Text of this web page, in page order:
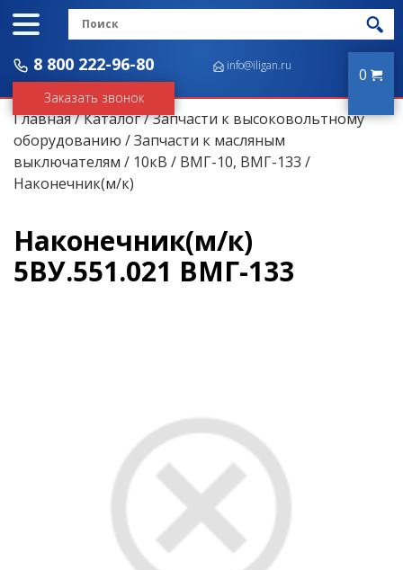
8 800 222-96-80
Заказать звонок
info@iligan.ru 0
Главная/Каталог/Запчасти к высоковольтному
оборудованию /Запчасти к масляным
выключателям / 10кВ / ВМГ-10, ВМГ-133 /
Наконечник(м/к)
Наконечник(м/к)
5ВУ.551.021 ВМГ-133